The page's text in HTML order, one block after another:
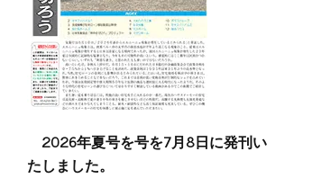
2026年夏号を号を7月8日に発刊い
たしました。